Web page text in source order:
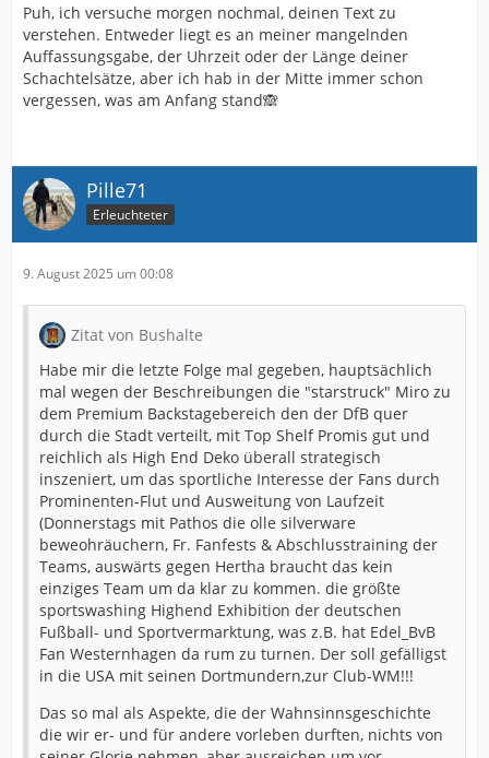
Puh, ich versuche morgen nochmal, deinen Text zu
verstehen. Entweder liegt es an meiner mangelnden
Auffassungsgabe, der Uhrzeit oder der Länge deiner
Schachtelsätze, aber ich hab in der Mitte immer schon
vergessen, was am Anfang stand🙈
Pille71
Erleuchteter
9. August 2025 um 00:08
Zitat von Bushalte
Habe mir die letzte Folge mal gegeben, hauptsächlich
mal wegen der Beschreibungen die "starstruck" Miro zu
dem Premium Backstagebereich den der DfB quer
durch die Stadt verteilt, mit Top Shelf Promis gut und
reichlich als High End Deko überall strategisch
inszeniert, um das sportliche Interesse der Fans durch
Prominenten-Flut und Ausweitung von Laufzeit
(Donnerstags mit Pathos die olle silverware
beweohräuchern, Fr. Fanfests & Abschlusstraining der
Teams, auswärts gegen Hertha braucht das kein
einziges Team um da klar zu kommen. die größte
sportswashing Highend Exhibition der deutschen
Fußball- und Sportvermarktung, was z.B. hat Edel_BvB
Fan Westernhagen da rum zu turnen. Der soll gefälligst
in die USA mit seinen Dortmundern,zur Club-WM!!!
Das so mal als Aspekte, die der Wahnsinnsgeschichte
die wir er- und für andere vorleben durften, nichts von